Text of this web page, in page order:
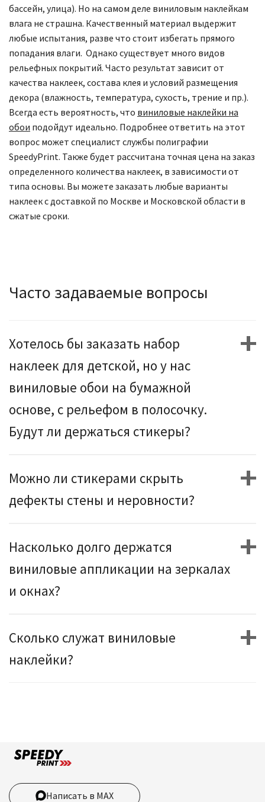
бассейн, улица). Но на самом деле виниловым наклейкам
влага не страшна. Качественный материал выдержит
любые испытания, разве что стоит избегать прямого
попадания влаги. Однако существует много видов
рельефных покрытий. Часто результат зависит от
качества наклеек, состава клея и условий размещения
декора (влажность, температура, сухость, трение и пр.).
Всегда есть вероятность, что виниловые наклейки на
обои подойдут идеально. Подробнее ответить на этот
вопрос может специалист службы полиграфии
SpeedyPrint. Также будет рассчитана точная цена на заказ
определенного количества наклеек, в зависимости от
типа основы. Вы можете заказать любые варианты
наклеек с доставкой по Москве и Московской области в
сжатые сроки.
Часто задаваемые вопросы
Хотелось бы заказать набор
наклеек для детской, но у нас
виниловые обои на бумажной
основе, с рельефом в полосочку.
Будут ли держаться стикеры?
Можно ли стикерами скрыть
дефекты стены и неровности?
Насколько долго держатся
виниловые аппликации на зеркалах
и окнах?
Сколько служат виниловые
наклейки?
Написать в MAX